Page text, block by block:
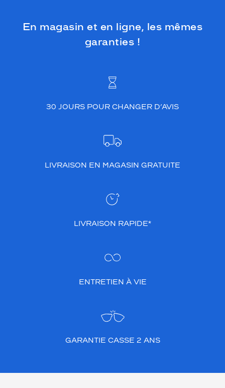
En magasin et en ligne, les mêmes
garanties !
30 JOURS POUR CHANGER D’AVIS
LIVRAISON EN MAGASIN GRATUITE
LIVRAISON RAPIDE*
ENTRETIEN À VIE
GARANTIE CASSE 2 ANS